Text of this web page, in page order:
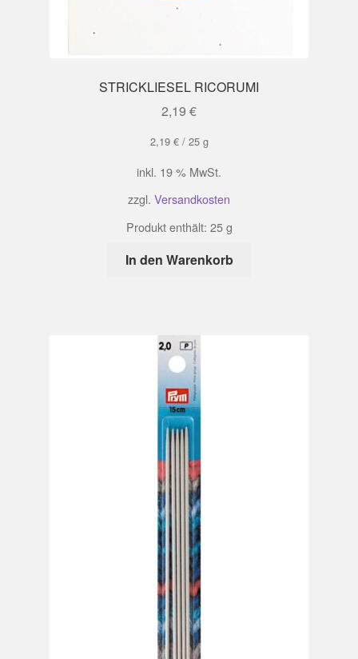
STRICKLIESEL RICORUMI
2,19 €
2,19 €/ 25 g
inkl. 19 % MwSt.
zzgl. Versandkosten
Produkt enthält: 25g
In den Warenkorb